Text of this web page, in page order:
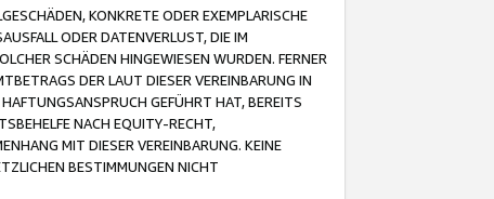
KONKRETE ODER EXEMPLARISCHE
ODER DATENVERLUST, DIE IM
SCHÄDEN HINGEWIESEN WURDEN. FERNER
DER LAUT DIESER VEREINBARUNG IN
GEFÜHRT HAT, BEREITS
NACH EQUITY-RECHT,
MIT DIESER VEREINBARUNG. KEINE
BESTIMMUNGEN NICHT